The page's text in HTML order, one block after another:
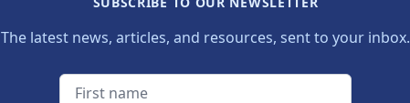
The latest news, articles, and resources, sent to your inbox.
First name
Last name
Email address
Newsletter language